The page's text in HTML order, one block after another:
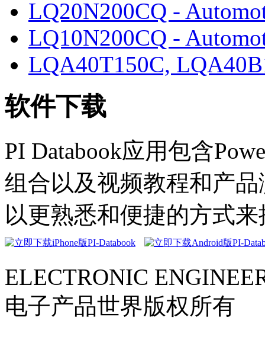
LQ20N200CQ -
LQ10N200CQ -
LQA40T150C,
软件下载
PI Databook应用包含
组合以及视频教程和产品
以更熟悉和便捷的方式
ELECTRONIC
电子产品世界版权所有